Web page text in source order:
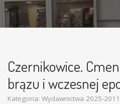
Czernikowice.
brązu i wczesnej
Kategoria: Wydawnictwa 2025-2011